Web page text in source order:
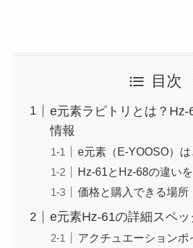
目次
e元素ラピトリとは？Hz-
情報
e元素（E-YOOSO）
Hz-61とHz-68の違い
価格と購入できる場所
e元素Hz-61の詳細スペ
アクチュエーションポ